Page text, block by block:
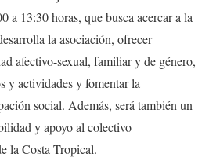
a 13:30 horas, que busca acercar a la
la asociación, ofrecer
afectivo-sexual, familiar y de género,
y actividades y fomentar la
social. Además, será también un
y apoyo al colectivo
la Costa Tropical.